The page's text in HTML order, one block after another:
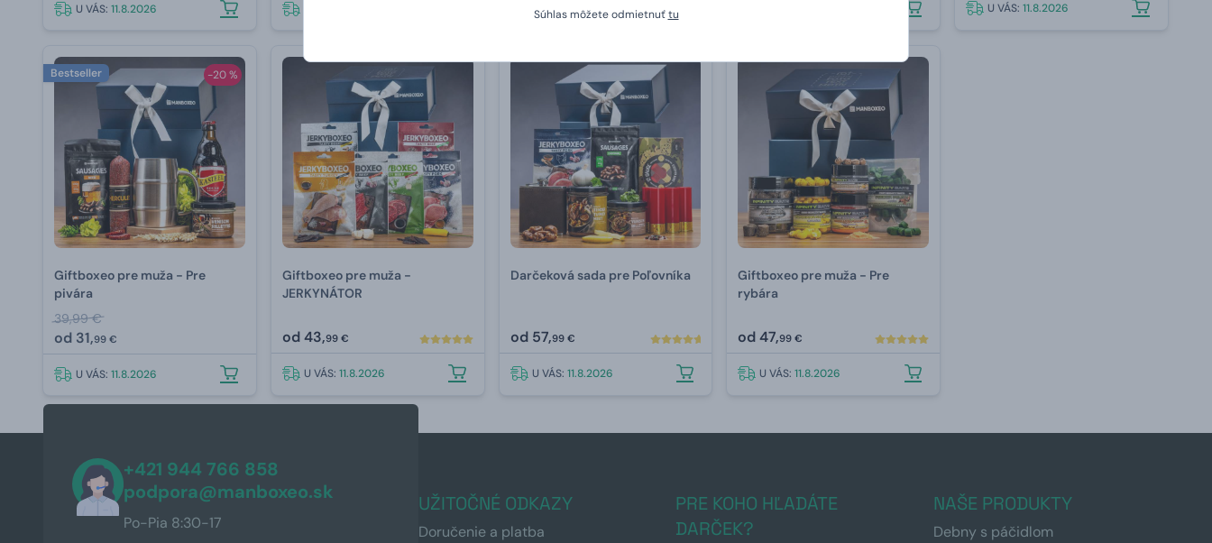
Súhlas môžete odmietnuťtu
U VÁS: 11.8.2026 U VÁS: 11.8.2026 U VÁS:11.8.2026
-20 %
Bestseller
Giftboxeo pre muža - Pre
pivára
39,99 €
od 31,99 €
U VÁS: 11.8.2026
Giftboxeo pre muža -
JERKYNÁTOR
od43,99 €
U VÁS: 11.8.2026
Darčeková sada pre Poľovníka
od 57,99 €
U VÁS: 11.8.2026
Giftboxeo pre muža - Pre
rybára
od47,99 €
U VÁS:11.8.2026
+421 944 766 858
podpora@manboxeo.sk
Po-Pia 8:30-17
UŽITOČNÉ ODKAZY
Doručenie a platba
PRE KOHO HĽADÁTE
DARČEK?
NAŠE PRODUKTY
Debny s páčidlom